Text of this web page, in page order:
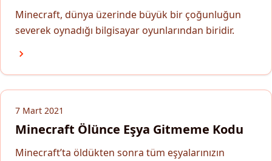
Minecraft, dünya üzerinde büyük bir çoğunluğun
severek oynadığı bilgisayar oyunlarından biridir.
7 Mart 2021
Minecraft Ölünce Eşya Gitmeme Kodu
Minecraft’ta öldükten sonra tüm eşyalarınızın